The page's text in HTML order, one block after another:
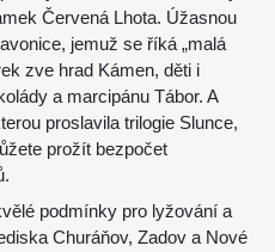
Červená Lhota. Úžasnou
jemuž se říká „malá
zve hrad Kámen, děti i
a marcipánu Tábor. A
proslavila trilogie Slunce,
prožít bezpočet
podmínky pro lyžování a
Churáňov, Zadov a Nové